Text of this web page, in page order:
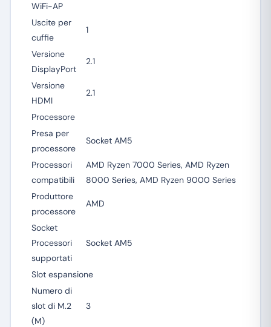
WiFi-AP
Uscite per
cuffie
1
Versione
DisplayPort
2.1
Versione
HDMI
2.1
Processore
Presa per
processore
Socket AM5
Processori
compatibili
AMD Ryzen 7000 Series, AMD Ryzen
8000 Series, AMD Ryzen 9000 Series
Produttore
processore
AMD
Socket
Processori
supportati
Socket AM5
Slot espansione
Numero di
slot di M.2
(M)
3